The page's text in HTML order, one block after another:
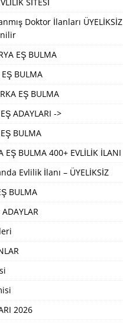
SİTESİ
Doktor İlanları ÜYELİKSİZ
EŞ BULMA
EŞ BULMA
EŞ BULMA
ADAYLARI ->
BULMA
EŞ BULMA 400+ EVLİLİK İLANI
Evlilik İlanı – ÜYELİKSİZ
BULMA
2026